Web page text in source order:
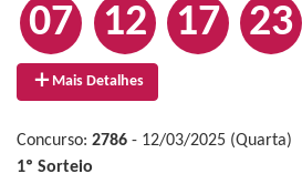
07 12 17 23
Mais Detalhes
Concurso: 2786 - 12/03/2025 (Quarta)
1º Sorteio